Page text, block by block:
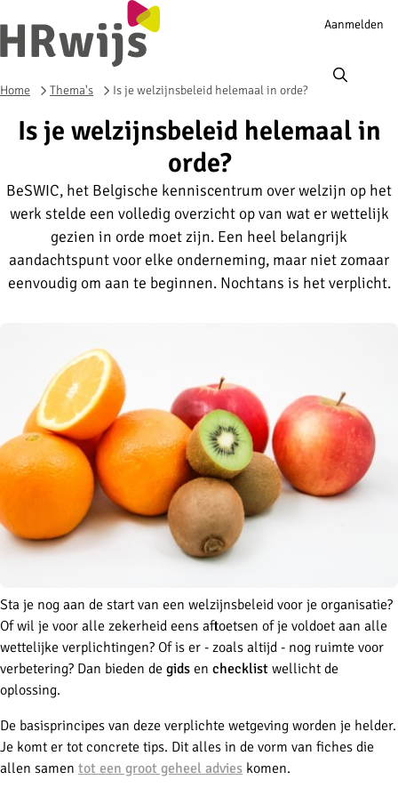
Account
Aanmelden
Home Thema's Is je welzijnsbeleid helemaal in orde?
Is je welzijnsbeleid helemaal in
orde?
BeSWIC, het Belgische kenniscentrum over welzijn op het
werk stelde een volledig overzicht op van wat er wettelijk
gezien in orde moet zijn. Een heel belangrijk
aandachtspunt voor elke onderneming, maar niet zomaar
eenvoudig om aan te beginnen. Nochtans is het verplicht.
Sta je nog aan de start van een welzijnsbeleid voor je organisatie?
Of wil je voor alle zekerheid eens aftoetsen of je voldoet aan alle
wettelijke verplichtingen? Of is er - zoals altijd - nog ruimte voor
verbetering? Dan bieden de gids en checklist wellicht de
oplossing.
De basisprincipes van deze verplichte wetgeving worden je helder.
Je komt er tot concrete tips. Dit alles in de vorm van fiches die
allen samen tot een groot geheel advies komen.